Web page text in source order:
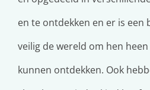
en te ontdekken en er is een
veilig de wereld om hen
kunnen ontdekken. Ook